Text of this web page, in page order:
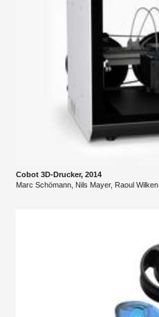
Cobot 3D-Drucker, 2014
Marc Schömann, Nils Mayer, Raoul Wilken